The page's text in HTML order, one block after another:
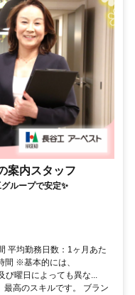
案内スタッフ
ループで安定✨
平均勤務日数：1ヶ月あた
間 ※基本的には、
曜日によっても異な...
高のスキルです。 ブラン